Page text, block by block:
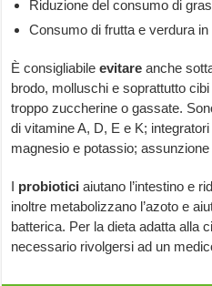
Riduzione del consumo di
Consumo di frutta e verdura in
È consigliabileevitare anche
brodo, molluschi e soprattutto
troppo zuccherine o gassate.
di vitamine A, D, E e K;
magnesio e potassio; assunzione
I probiotici aiutano l’intestino e
inoltre metabolizzano l’azoto e
batterica. Per la dieta adatta alla
necessario rivolgersi ad un